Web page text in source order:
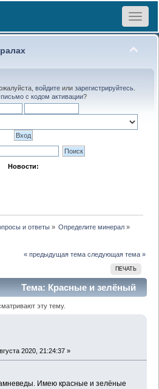
Toggle
войдитеили зарегистрируйтесь.
письмо с кодом активации?
Новости:
и ответы» Определите минерал»
« предыдущая тема следующая тема »
ПЕЧАТЬ
Тема: Красные и зелёный
раз) эту тему.
2020, 21:24:37 »
Имею красные и зелёные